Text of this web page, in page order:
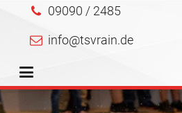
09090 / 2485
info@tsvrain.de